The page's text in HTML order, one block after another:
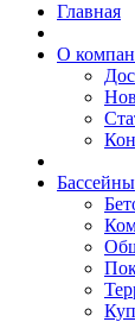
Главная
О
Бассейны